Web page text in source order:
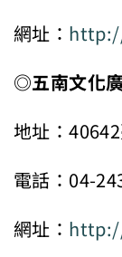
網址：
◎五南文化
地址：
電話：04-
網址：